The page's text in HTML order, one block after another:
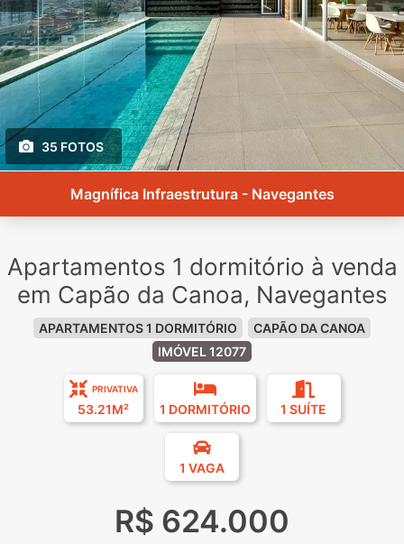
35 FOTOS
Magnífica Infraestrutura - Navegantes
Apartamentos 1 dormitório à venda
em Capão da Canoa, Navegantes
APARTAMENTOS 1 DORMITÓRIO
CAPÃO DA CANOA
IMÓVEL 12077
PRIVATIVA
53.21M² 1 DORMITÓRIO 1 SUÍTE
1 VAGA
R$ 624.000